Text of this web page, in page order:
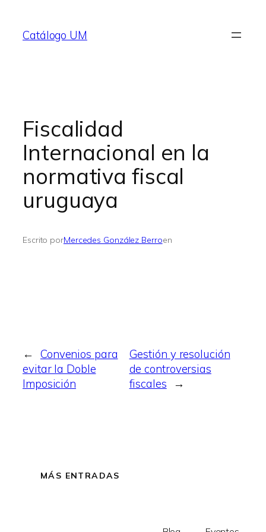
contenido
Catálogo UM
Fiscalidad
Internacional en la
normativa fiscal
uruguaya
Escrito porMercedes González Berroen
← Convenios para
evitar la Doble
Imposición
Gestión y resolución
de controversias
fiscales
→
MÁS ENTRADAS